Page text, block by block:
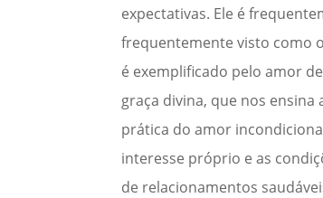
expectativas. Ele é
frequentemente visto como
é exemplificado pelo amor
graça divina, que nos
prática do amor
interesse próprio e as
de relacionamentos